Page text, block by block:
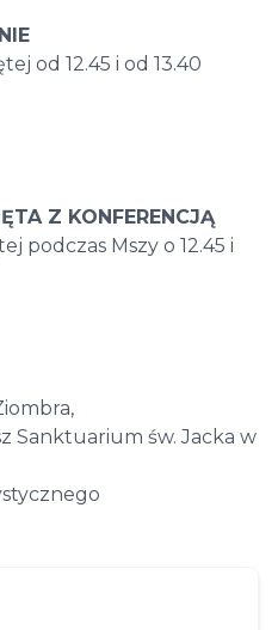
od 12.45 i od 13.40
Z KONFERENCJĄ
podczas Mszy o 12.45 i
Sanktuarium św. Jacka w